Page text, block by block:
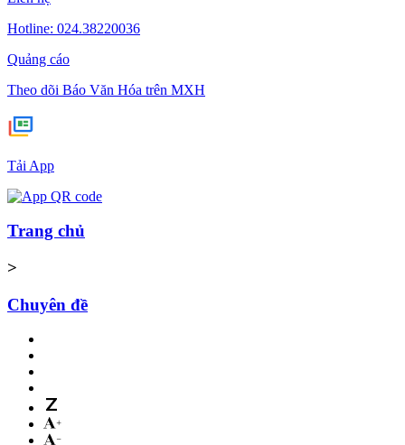
Hotline: 024.38220036
Quảng cáo
Theo dõi Báo Văn Hóa trên MXH
Tải App
Trang chủ
>
Chuyên đề